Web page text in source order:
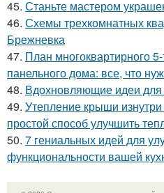
45. Станьте мастером
46. Схемы трехкомнатных
Брежневка
47. План многоквартирного
панельного дома: все, что
48. Вдохновляющие идеи для
49. Утепление крыши
простой способ улучшить
50. 7 гениальных идей для
функциональности вашей